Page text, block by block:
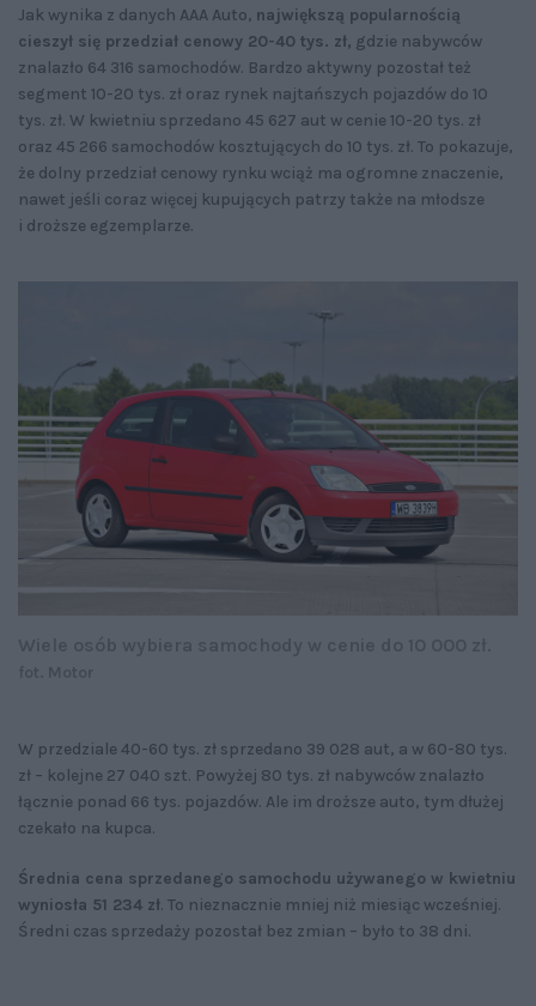
Jak wynika z danych AAA Auto, największą popularnością
cieszył się przedział cenowy 20-40 tys. zł, gdzie nabywców
znalazło 64 316 samochodów. Bardzo aktywny pozostał też
segment 10-20 tys. zł oraz rynek najtańszych pojazdów do 10
tys. zł. W kwietniu sprzedano 45 627 aut w cenie 10-20 tys. zł
oraz 45 266 samochodów kosztujących do 10 tys. zł. To pokazuje,
że dolny przedział cenowy rynku wciąż ma ogromne znaczenie,
nawet jeśli coraz więcej kupujących patrzy także na młodsze
i droższe egzemplarze.
W przedziale 40-60 tys. zł sprzedano 39 028 aut, a w 60-80 tys.
zł – kolejne 27 040 szt. Powyżej 80 tys. zł nabywców znalazło
łącznie ponad 66 tys. pojazdów. Ale im droższe auto, tym dłużej
czekało na kupca.
Średnia cena sprzedanego samochodu używanego w kwietniu
wyniosła 51 234 zł. To nieznacznie mniej niż miesiąc wcześniej.
Średni czas sprzedaży pozostał bez zmian – było to 38 dni.